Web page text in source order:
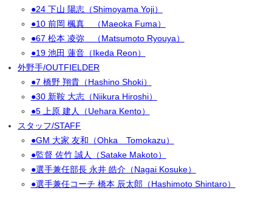
●24 下山 陽志（Shimoyama Yoji）
●10 前岡 楓真 （Maeoka Fuma）
●67 松本 凌弥 （Matsumoto Ryouya）
●19 池田 蓮音（Ikeda Reon）
外野手/OUTFIELDER
●7 橋野 翔貴（Hashino Shoki）
●30 新鞍 大志（Niikura Hiroshi）
●5 上原 建人（Uehara Kento）
スタッフ/STAFF
●GM 大家 友和（Ohka Tomokazu）
●監督 佐竹 誠人（Satake Makoto）
●選手兼任部長 永井 皓介（Nagai Kosuke）
●選手兼任コーチ 橋本 辰太郎（Hashimoto Shintaro）